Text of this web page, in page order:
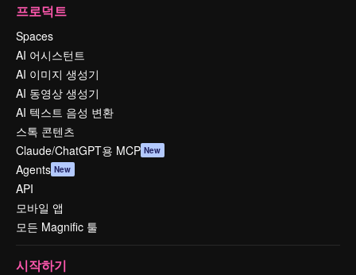
프로덕트
Spaces
AI 어시스턴트
AI 이미지 생성기
AI 동영상 생성기
AI 텍스트 음성 변환
스톡 콘텐츠
Claude/ChatGPT용 MCP New
Agents New
API
모바일 앱
모든 Magnific 툴
시작하기